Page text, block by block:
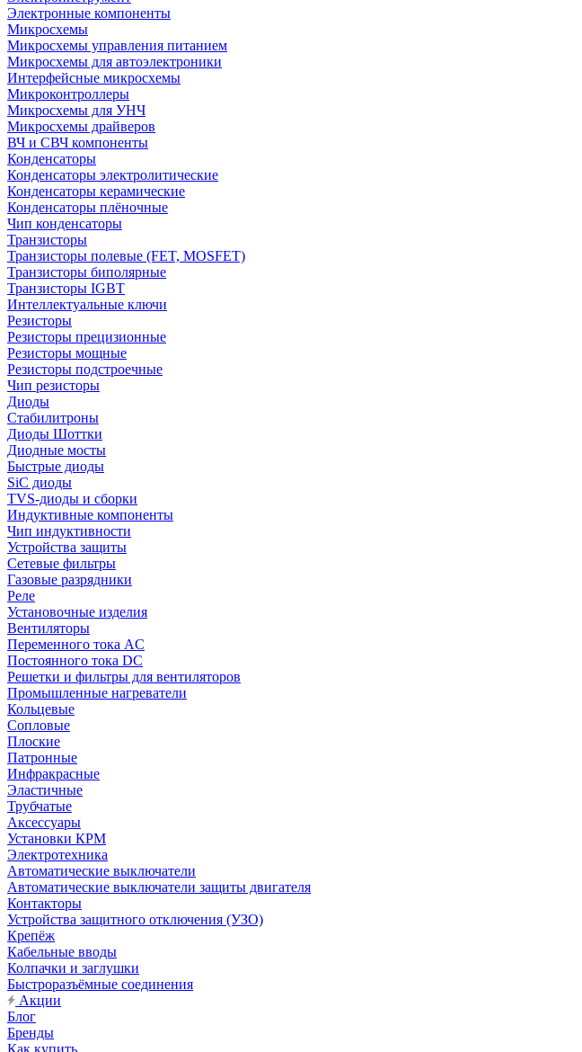
Электронные компоненты
Микросхемы
Микросхемы управления питанием
Микросхемы для автоэлектроники
Интерфейсные микросхемы
Микроконтроллеры
Микросхемы для УНЧ
Микросхемы драйверов
ВЧ и СВЧ компоненты
Конденсаторы
Конденсаторы электролитические
Конденсаторы керамические
Конденсаторы плёночные
Чип конденсаторы
Транзисторы
Транзисторы полевые (FET, MOSFET)
Транзисторы биполярные
Транзисторы IGBT
Интеллектуальные ключи
Резисторы
Резисторы прецизионные
Резисторы мощные
Резисторы подстроечные
Чип резисторы
Диоды
Стабилитроны
Диоды Шоттки
Диодные мосты
Быстрые диоды
SiC диоды
TVS-диоды и сборки
Индуктивные компоненты
Чип индуктивности
Устройства защиты
Сетевые фильтры
Газовые разрядники
Реле
Установочные изделия
Вентиляторы
Переменного тока AC
Постоянного тока DC
Решетки и фильтры для вентиляторов
Промышленные нагреватели
Кольцевые
Сопловые
Плоские
Патронные
Инфракрасные
Эластичные
Трубчатые
Аксессуары
Установки КРМ
Электротехника
Автоматические выключатели
Автоматические выключатели защиты двигателя
Контакторы
Устройства защитного отключения (УЗО)
Крепёж
Кабельные вводы
Колпачки и заглушки
Быстроразъёмные соединения
Акции
Блог
Бренды
Как купить